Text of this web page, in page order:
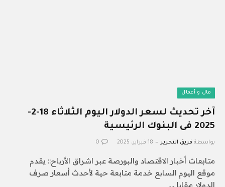
مال و أعمال
آخر تحديث لسعر الدولار اليوم الثلاثاء 18-2-
2025 فى البنوك الرئيسية
بواسطة فريق التحرير 18 فبراير، 2025 0
متابعات أخبار الاقتصاد والبورصة عبر اشراق الأرباح:: يقدم
موقع اليوم السابع خدمة متابعة حية لأحدث أسعار صرف
الدولار مقابل…